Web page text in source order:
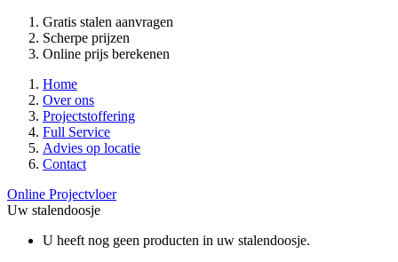
Gratis stalen aanvragen
Scherpe prijzen
Online prijs berekenen
Home
Over ons
Projectstoffering
Full Service
Advies op locatie
Contact
Online Projectvloer
Uw stalendoosje
U heeft nog geen producten in uw stalendoosje.